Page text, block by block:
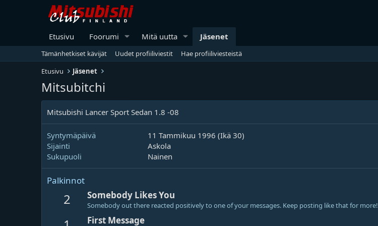
Etusivu Foorumi Mitä uutta Jäsenet
Tämänhetkiset kävijät Uudet profiiliviestit
Hae profiiliviesteistä
Etusivu
Jäsenet
Mitsubitchi
Mitsubishi Lancer Sport Sedan 1.8 -08
Syntymäpäivä
11 Tammikuu 1996 (Ikä 30)
Sijainti
Askola
Sukupuoli
Nainen
Palkinnot
2 Somebody Likes You
Somebody out there reacted positively to one of your messages. Keep posting like that for more!
First Message